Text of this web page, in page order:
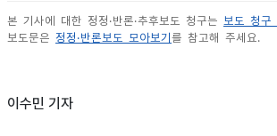
본 기사에 대한 정정·반론·추후보도 청구는 보도 청구
보도문은 정정·반론보도 모아보기를 참고해 주세요.
이수민 기자